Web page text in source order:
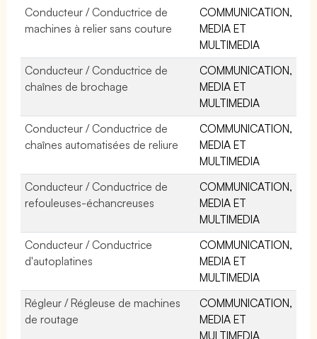
Conducteur / Conductrice de
machines à relier sans couture
COMMUNICATION,
MEDIA ET
MULTIMEDIA
Conducteur / Conductrice de
chaînes de brochage
COMMUNICATION,
MEDIA ET
MULTIMEDIA
Conducteur / Conductrice de
chaînes automatisées de reliure
COMMUNICATION,
MEDIA ET
MULTIMEDIA
Conducteur / Conductrice de
refouleuses-échancreuses
COMMUNICATION,
MEDIA ET
MULTIMEDIA
Conducteur / Conductrice
d'autoplatines
COMMUNICATION,
MEDIA ET
MULTIMEDIA
Régleur / Régleuse de machines
de routage
COMMUNICATION,
MEDIA ET
MULTIMEDIA